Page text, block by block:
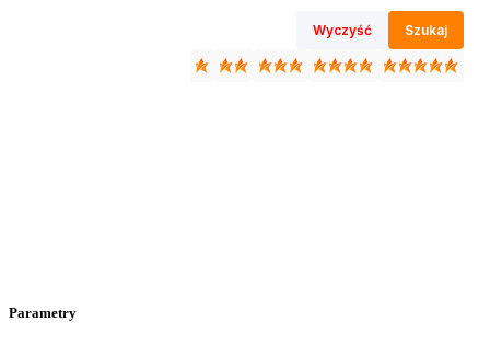
Wyczyść Szukaj
Parametry